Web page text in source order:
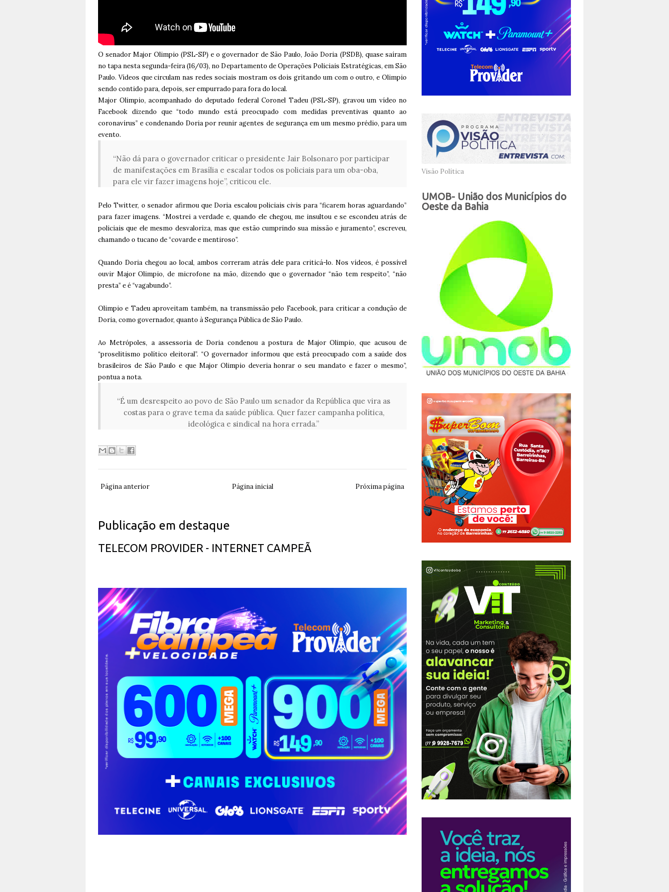
O senador Major Olimpio (PSL-SP) e o governador de São Paulo, João Doria (PSDB), quase saíram
no tapa nesta segunda-feira (16/03), no Departamento de Operações Policiais Estratégicas, em São
Paulo. Vídeos que circulam nas redes sociais mostram os dois gritando um com o outro, e Olimpio
sendo contido para, depois, ser empurrado para fora do local.
Major Olimpio, acompanhado do deputado federal Coronel Tadeu (PSL-SP), gravou um vídeo no
Facebook dizendo que “todo mundo está preocupado com medidas preventivas quanto ao
coronavírus” e condenando Doria por reunir agentes de segurança em um mesmo prédio, para um
evento.
“Não dá para o governador criticar o presidente Jair Bolsonaro por participar
de manifestações em Brasília e escalar todos os policiais para um oba-oba,
para ele vir fazer imagens hoje”, criticou ele.
Pelo Twitter, o senador afirmou que Doria escalou policiais civis para “ficarem horas aguardando”
para fazer imagens. “Mostrei a verdade e, quando ele chegou, me insultou e se escondeu atrás de
policiais que ele mesmo desvaloriza, mas que estão cumprindo sua missão e juramento”, escreveu,
chamando o tucano de “covarde e mentiroso”.
Quando Doria chegou ao local, ambos correram atrás dele para criticá-lo. Nos vídeos, é possível
ouvir Major Olimpio, de microfone na mão, dizendo que o governador “não tem respeito”, “não
presta” e é “vagabundo”.
Olimpio e Tadeu aproveitam também, na transmissão pelo Facebook, para criticar a condução de
Doria, como governador, quanto à Segurança Pública de São Paulo.
AoMetrópoles, a assessoria de Doria condenou a postura de Major Olimpio, que acusou de
“proselitismo político eleitoral”. “O governador informou que está preocupado com a saúde dos
brasileiros de São Paulo e que Major Olimpio deveria honrar o seu mandato e fazer o mesmo”,
pontua a nota.
“É um desrespeito ao povo de São Paulo um senador da República que vira as
costas para o grave tema da saúde pública. Quer fazer campanha política,
ideológica e sindical na hora errada.”
Página anterior Próxima página
Página inicial
Publicação em destaque
TELECOM PROVIDER - INTERNET CAMPEÃ
Visão Política
UMOB- União dos Municípios do
Oeste da Bahia